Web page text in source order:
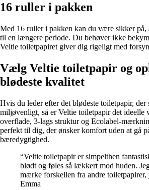
16 ruller i pakken
Med 16 ruller i pakken kan du være sikker på,
til en længere periode. Du behøver ikke
Veltie toiletpapiret giver dig rigeligt med
Vælg Veltie toiletpapir og
blødeste kvalitet
Hvis du leder efter det blødeste toiletpapir,
miljøvenligt, så er Veltie toiletpapir det ideelle
overflade, 3-lags struktur og Ecolabel-
perfekt til dig, der ønsker komfort uden at gå
bæredygtighed.
“Veltie toiletpapir er simpelthen
blødt og føles så lækkert mod huden.
mærke forskellen fra andre toiletpapirer,
Emma